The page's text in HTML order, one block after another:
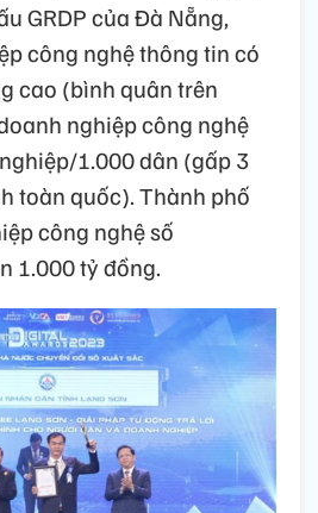
GRDP của Đà Nẵng,
công nghệ thông tin có
cao (bình quân trên
nghiệp công nghệ
1.000 dân (gấp 3
toàn quốc). Thành phố
công nghệ số
1.000 tỷ đồng.